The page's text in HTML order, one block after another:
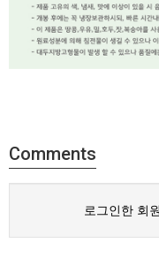
Comments
로그인한 회